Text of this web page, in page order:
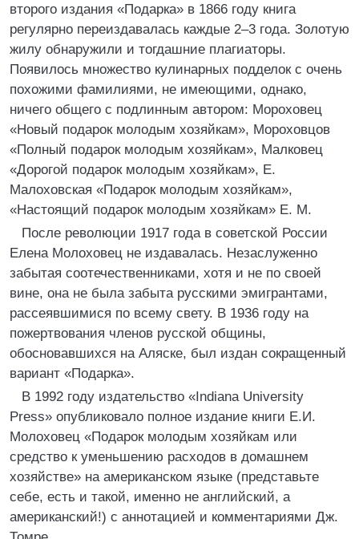
второго издания «Подарка» в 1866 году книга
регулярно переиздавалась каждые 2–3 года. Золотую
жилу обнаружили и тогдашние плагиаторы.
Появилось множество кулинарных подделок с очень
похожими фамилиями, не имеющими, однако,
ничего общего с подлинным автором: Мороховец
«Новый подарок молодым хозяйкам», Мороховцов
«Полный подарок молодым хозяйкам», Малковец
«Дорогой подарок молодым хозяйкам», Е.
Малоховская «Подарок молодым хозяйкам»,
«Настоящий подарок молодым хозяйкам» Е. М.
После революции 1917 года в советской России
Елена Молоховец не издавалась. Незаслуженно
забытая соотечественниками, хотя и не по своей
вине, она не была забыта русскими эмигрантами,
рассеявшимися по всему свету. В 1936 году на
пожертвования членов русской общины,
обосновавшихся на Аляске, был издан сокращенный
вариант «Подарка».
В 1992 году издательство «Indiana University
Press» опубликовало полное издание книги Е.И.
Молоховец «Подарок молодым хозяйкам или
средство к уменьшению расходов в домашнем
хозяйстве» на американском языке (представьте
себе, есть и такой, именно не английский, а
американский!) с аннотацией и комментариями Дж.